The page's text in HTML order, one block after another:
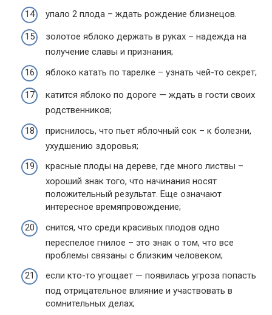
упало 2 плода – ждать рождение близнецов.
золотое яблоко держать в руках – надежда на
получение славы и признания;
яблоко катать по тарелке – узнать чей-то секрет;
катится яблоко по дороге — ждать в гости своих
родственников;
приснилось, что пьет яблочный сок – к болезни,
ухудшению здоровья;
красные плоды на дереве, где много листвы –
хороший знак того, что начинания носят
положительный результат. Еще означают
интересное времяпровождение;
снится, что среди красивых плодов одно
переспелое гнилое – это знак о том, что все
проблемы связаны с близким человеком;
если кто-то угощает — появилась угроза попасть
под отрицательное влияние и участвовать в
сомнительных делах;